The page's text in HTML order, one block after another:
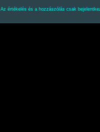
Az értékelés és a hozzászólás csak